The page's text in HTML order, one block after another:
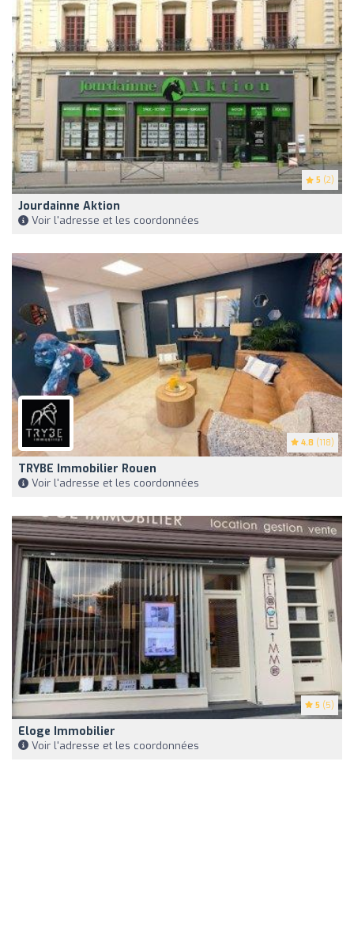
5 (2)
Jourdainne Aktion
Voir l'adresse et les coordonnées
4.8 (118)
TRYBE Immobilier Rouen
Voir l'adresse et les coordonnées
5 (5)
Eloge Immobilier
Voir l'adresse et les coordonnées